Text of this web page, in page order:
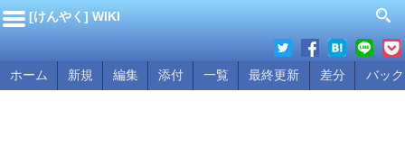
[けんやく] WIKI
ホーム 新規 編集 添付 一覧 最終更新 差分 バッ